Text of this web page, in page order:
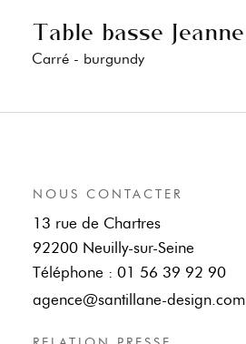
Table basse Jeanne
Carré - burgundy
NOUS CONTACTER
13 rue de Chartres
92200 Neuilly-sur-Seine
Téléphone : 01 56 39 92 90
agence@santillane-design.com